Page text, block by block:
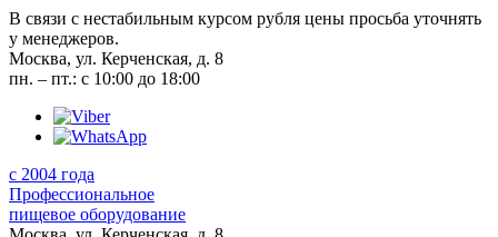
В связи с нестабильным курсом рубля цены просьба уточнять
у менеджеров.
Москва, ул. Керченская, д. 8
пн. – пт.: с 10:00 до 18:00
с 2004 года
Профессиональное
пищевое оборудование